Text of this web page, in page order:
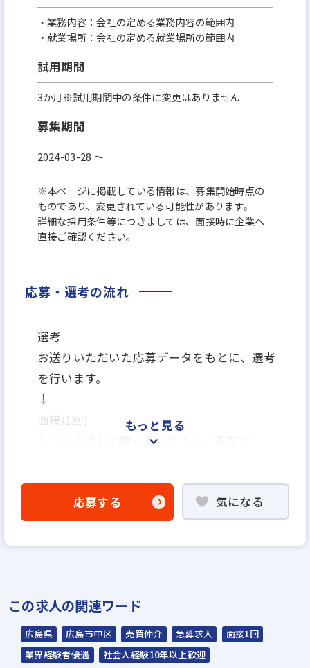
・業務内容：会社の定める業務内容の範囲内
・就業場所：会社の定める就業場所の範囲内
試用期間
3か月※試用期間中の条件に変更はありません
募集期間
2024-03-28 〜
※本ページに掲載している情報は、募集開始時点の
ものであり、変更されている可能性があります。
詳細な採用条件等につきましては、面接時に企業へ
直接ご確認ください。
応募・選考の流れ
選考
お送りいただいた応募データをもとに、選考
を行います。
↓
面接(1回)
リラックスして臨んでください。不安なこ
質問ください。
内定
入社日はご相談に応じます。
もっと見る
応募する 気になる
この求人の関連ワード
広島県 広島市中区 売買仲介 急募求人
面接1回
業界経験者優遇
社会人経験10年以上歓迎